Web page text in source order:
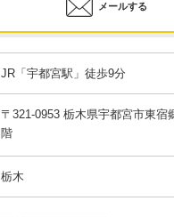
メールする
JR「宇都宮駅」徒歩9分
〒321-0953 栃木県宇都宮市東
階
栃木